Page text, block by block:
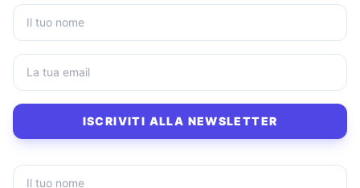
ISCRIVITI ALLA NEWSLETTER